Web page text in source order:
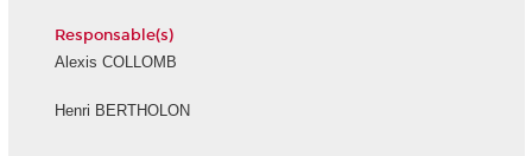
Responsable(s)
Alexis COLLOMB
Henri BERTHOLON